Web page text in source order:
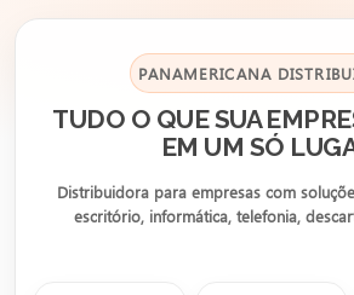
PANAMERICANA
TUDO O QUE SUA
EM UM SÓ
Distribuidora para empresas com
escritório, informática, telefonia,